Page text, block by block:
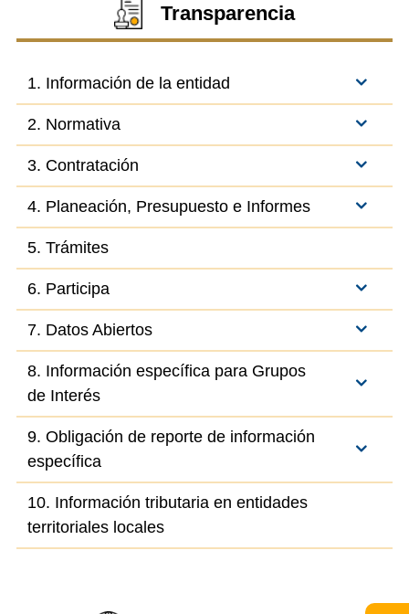
Transparencia
1. Información de la entidad
2. Normativa
3. Contratación
4. Planeación, Presupuesto e Informes
5. Trámites
6. Participa
7. Datos Abiertos
8. Información específica para Grupos
de Interés
9. Obligación de reporte de información
específica
10. Información tributaria en entidades
territoriales locales